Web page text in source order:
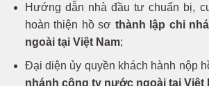
Hướng dẫn nhà đầu tư chuẩn bị,
hoàn thiện hồ sơ thành lập chi
ngoài tại Việt Nam;
Đại diện ủy quyền khách hành nộp
nhánh công ty nước ngoài tại Việt